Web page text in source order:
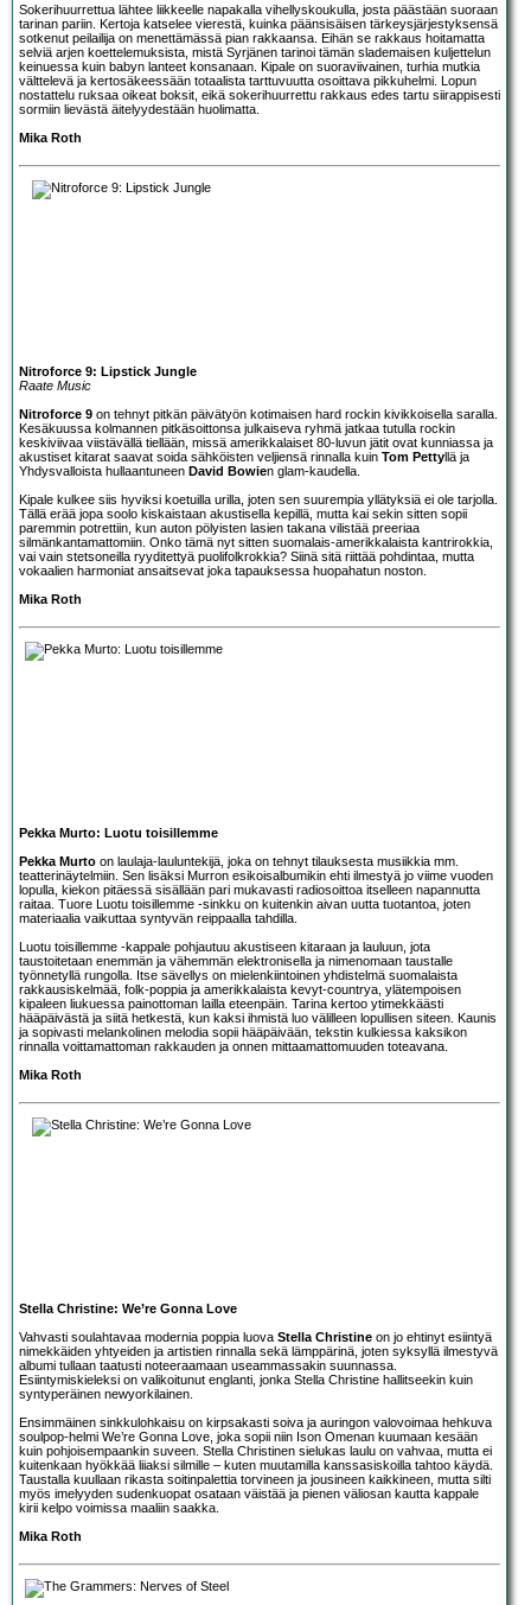
Sokerihuurrettua lähtee liikkeelle napakalla vihellyskoukulla, josta päästään suoraan
tarinan pariin. Kertoja katselee vierestä, kuinka päänsisäisen tärkeysjärjestyksensä
sotkenut peilailija on menettämässä pian rakkaansa. Eihän se rakkaus hoitamatta
selviä arjen koettelemuksista, mistä Syrjänen tarinoi tämän slademaisen kuljettelun
keinuessa kuin babyn lanteet konsanaan. Kipale on suoraviivainen, turhia mutkia
välttelevä ja kertosäkeessään totaalista tarttuvuutta osoittava pikkuhelmi. Lopun
nostattelu ruksaa oikeat boksit, eikä sokerihuurrettu rakkaus edes tartu siirappisesti
sormiin lievästä äitelyydestään huolimatta.
Mika Roth
Nitroforce 9: Lipstick Jungle
Raate Music
Nitroforce 9 on tehnyt pitkän päivätyön kotimaisen hard rockin kivikkoisella saralla.
Kesäkuussa kolmannen pitkäsoittonsa julkaiseva ryhmä jatkaa tutulla rockin
keskiviivaa viistävällä tiellään, missä amerikkalaiset 80-luvun jätit ovat kunniassa ja
akustiset kitarat saavat soida sähköisten veljiensä rinnalla kuin Tom Pettyllä ja
Yhdysvalloista hullaantuneen David Bowien glam-kaudella.
Kipale kulkee siis hyviksi koetuilla urilla, joten sen suurempia yllätyksiä ei ole tarjolla.
Tällä erää jopa soolo kiskaistaan akustisella kepillä, mutta kai sekin sitten sopii
paremmin potrettiin, kun auton pölyisten lasien takana vilistää preeriaa
silmänkantamattomiin. Onko tämä nyt sitten suomalais-amerikkalaista kantrirokkia,
vai vain stetsoneilla ryyditettyä puolifolkrokkia? Siinä sitä riittää pohdintaa, mutta
vokaalien harmoniat ansaitsevat joka tapauksessa huopahatun noston.
Mika Roth
Pekka Murto: Luotu toisillemme
Pekka Murto on laulaja-lauluntekijä, joka on tehnyt tilauksesta musiikkia mm.
teatterinäytelmiin. Sen lisäksi Murron esikoisalbumikin ehti ilmestyä jo viime vuoden
lopulla, kiekon pitäessä sisällään pari mukavasti radiosoittoa itselleen napannutta
raitaa. Tuore Luotu toisillemme -sinkku on kuitenkin aivan uutta tuotantoa, joten
materiaalia vaikuttaa syntyvän reippaalla tahdilla.
Luotu toisillemme -kappale pohjautuu akustiseen kitaraan ja lauluun, jota
taustoitetaan enemmän ja vähemmän elektronisella ja nimenomaan taustalle
työnnetyllä rungolla. Itse sävellys on mielenkiintoinen yhdistelmä suomalaista
rakkausiskelmää, folk-poppia ja amerikkalaista kevyt-countrya, ylätempoisen
kipaleen liukuessa painottoman lailla eteenpäin. Tarina kertoo ytimekkäästi
hääpäivästä ja siitä hetkestä, kun kaksi ihmistä luo välilleen lopullisen siteen. Kaunis
ja sopivasti melankolinen melodia sopii hääpäivään, tekstin kulkiessa kaksikon
rinnalla voittamattoman rakkauden ja onnen mittaamattomuuden toteavana.
Mika Roth
Stella Christine: We’re Gonna Love
Vahvasti soulahtavaa modernia poppia luova Stella Christine on jo ehtinyt esiintyä
nimekkäiden yhtyeiden ja artistien rinnalla sekä lämppärinä, joten syksyllä ilmestyvä
albumi tullaan taatusti noteeraamaan useammassakin suunnassa.
Esiintymiskieleksi on valikoitunut englanti, jonka Stella Christine hallitseekin kuin
syntyperäinen newyorkilainen.
Ensimmäinen sinkkulohkaisu on kirpsakasti soiva ja auringon valovoimaa hehkuva
soulpop-helmi We’re Gonna Love, joka sopii niin Ison Omenan kuumaan kesään
kuin pohjoisempaankin suveen. Stella Christinen sielukas laulu on vahvaa, mutta ei
kuitenkaan hyökkää liiaksi silmille – kuten muutamilla kanssasiskoilla tahtoo käydä.
Taustalla kuullaan rikasta soitinpalettia torvineen ja jousineen kaikkineen, mutta silti
myös imelyyden sudenkuopat osataan väistää ja pienen väliosan kautta kappale
kirii kelpo voimissa maaliin saakka.
Mika Roth